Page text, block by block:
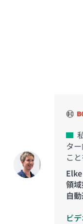
タ
こ
領
自
ビ